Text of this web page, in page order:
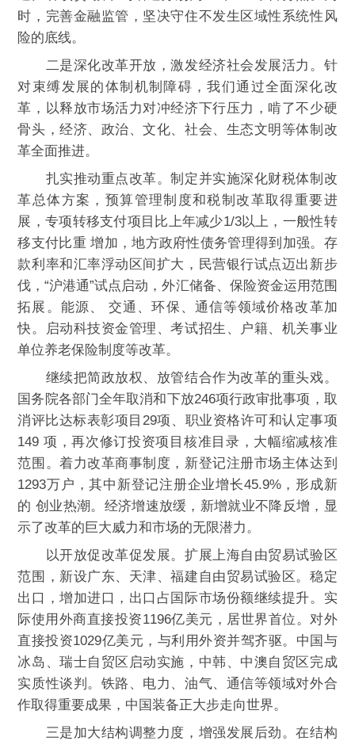
时，完善金融监管，坚决守住不发生区域性系统性风
险的底线。
二是深化改革开放，激发经济社会发展活力。针
对束缚发展的体制机制障碍，我们通过全面深化改
革，以释放市场活力对冲经济下行压力，啃了不少硬
骨头，经济、政治、文化、社会、生态文明等体制改
革全面推进。
扎实推动重点改革。制定并实施深化财税体制改
革总体方案，预算管理制度和税制改革取得重要进
展，专项转移支付项目比上年减少1/3以上，一般性转
移支付比重 增加，地方政府性债务管理得到加强。存
款利率和汇率浮动区间扩大，民营银行试点迈出新步
伐，“沪港通”试点启动，外汇储备、保险资金运用范围
拓展。能源、 交通、环保、通信等领域价格改革加
快。启动科技资金管理、考试招生、户籍、机关事业
单位养老保险制度等改革。
继续把简政放权、放管结合作为改革的重头戏。
国务院各部门全年取消和下放246项行政审批事项，取
消评比达标表彰项目29项、职业资格许可和认定事项
149 项，再次修订投资项目核准目录，大幅缩减核准
范围。着力改革商事制度，新登记注册市场主体达到
1293万户，其中新登记注册企业增长45.9%，形成新
的 创业热潮。经济增速放缓，新增就业不降反增，显
示了改革的巨大威力和市场的无限潜力。
以开放促改革促发展。扩展上海自由贸易试验区
范围，新设广东、天津、福建自由贸易试验区。稳定
出口，增加进口，出口占国际市场份额继续提升。实
际使用外商直接投资1196亿美元，居世界首位。对外
直接投资1029亿美元，与利用外资并驾齐驱。中国与
冰岛、瑞士自贸区启动实施，中韩、中澳自贸区完成
实质性谈判。铁路、电力、油气、通信等领域对外合
作取得重要成果，中国装备正大步走向世界。
三是加大结构调整力度，增强发展后劲。在结构